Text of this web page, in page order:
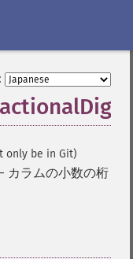
only be in Git)
カラムの小数の桁